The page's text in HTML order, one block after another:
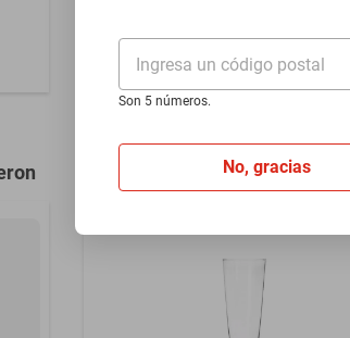
Ingresa un código postal
Son 5 números.
No, gracias